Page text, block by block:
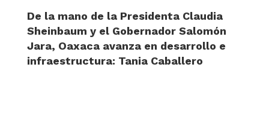
De la mano de la Presidenta Claudia
Sheinbaum y el Gobernador Salomón
Jara, Oaxaca avanza en desarrollo e
infraestructura: Tania Caballero